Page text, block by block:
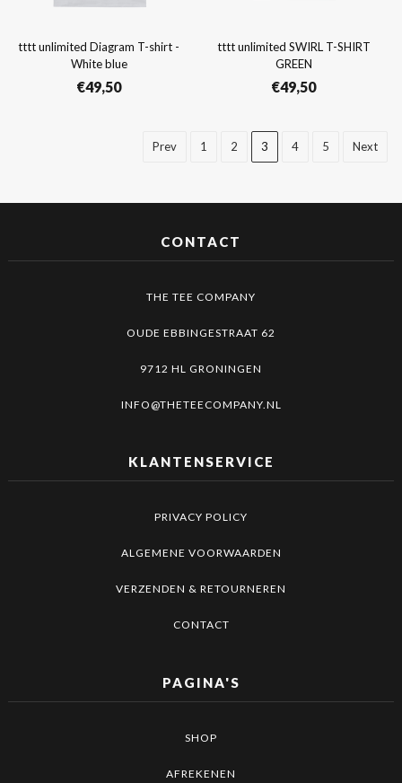
tttt unlimited Diagram T-shirt -
White blue
€49,50
tttt unlimited SWIRL T-SHIRT
GREEN
€49,50
Prev 1 2 3 4 5 Next
CONTACT
THE TEE COMPANY
OUDE EBBINGESTRAAT 62
9712 HL GRONINGEN
INFO@THETEECOMPANY.NL
KLANTENSERVICE
PRIVACY POLICY
ALGEMENE VOORWAARDEN
VERZENDEN & RETOURNEREN
CONTACT
PAGINA'S
SHOP
AFREKENEN